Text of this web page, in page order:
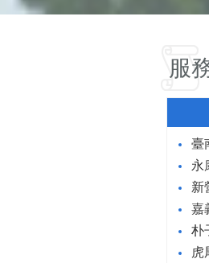
服
臺
永
新
嘉
朴
虎